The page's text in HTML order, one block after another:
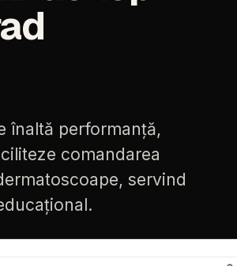
înaltă performanță,
comandarea
servind